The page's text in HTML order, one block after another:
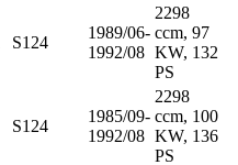
S124
1989/06-
1992/08
2298
ccm, 97
KW, 132
PS
S124
1985/09-
1992/08
2298
ccm, 100
KW, 136
PS